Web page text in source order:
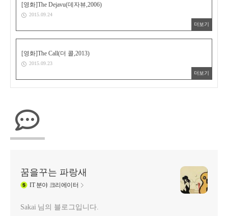
[영화]The Dejavu(데자뷰,2006)
2015.09.24
더보기
[영화]The Call(더 콜,2013)
2015.09.23
더보기
꿈을꾸는 파랑새
IT분야 크리에이터
Sakai 님의 블로그입니다.